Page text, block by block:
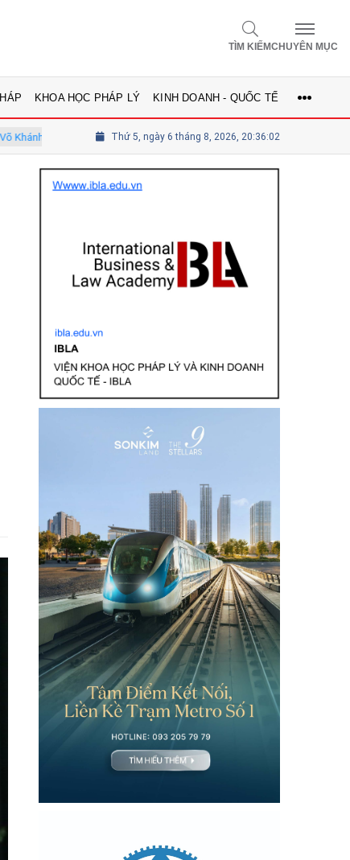
TÌM KIẾMCHUYÊN MỤC
KHOA HỌC PHÁP LÝ KINH DOANH - QUỐC TẾ
- Ủy viên Hội đồng Tổng biên tập Lê Thị Mai Phương - Ủy viên
Thứ 5, ngày 6 tháng 8, 2026, 20:36:03